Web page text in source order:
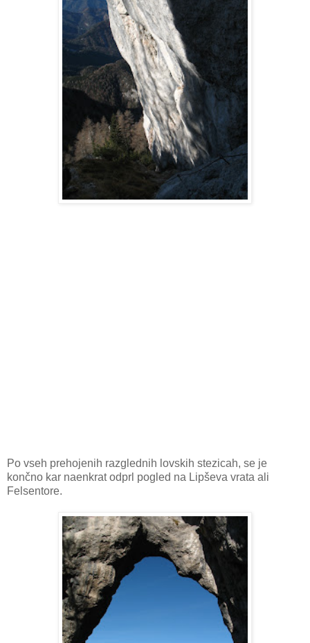
Po vseh prehojenih razglednih lovskih stezicah, se je
končno kar naenkrat odprl pogled na Lipševa vrata ali
Felsentore.